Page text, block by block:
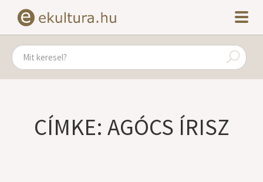
CÍMKE: AGÓCS ÍRISZ